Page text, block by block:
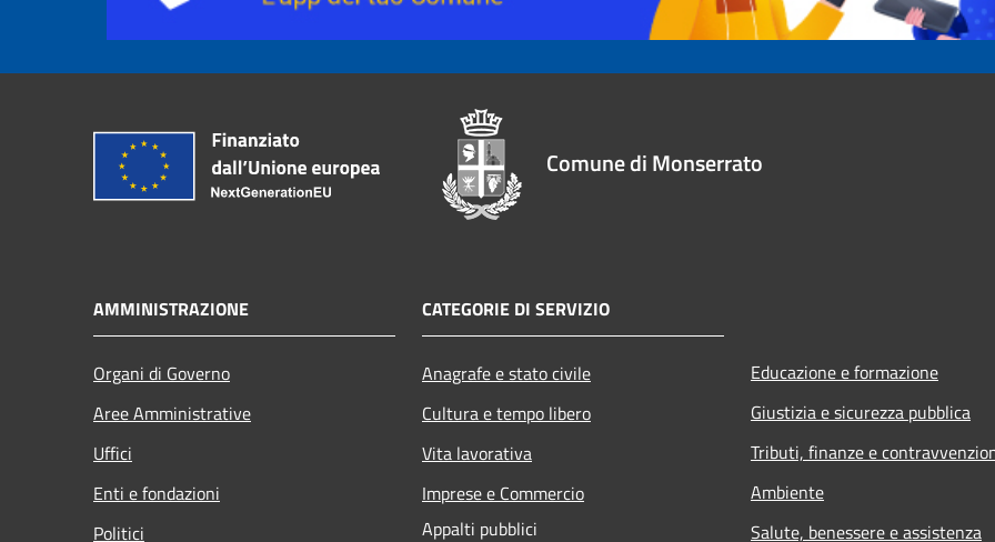
Comune di Monserrato
AMMINISTRAZIONE
Organi di Governo
Aree Amministrative
Uffici
Enti e fondazioni
Politici
CATEGORIE DI SERVIZIO
Anagrafe e stato civile
Cultura e tempo libero
Vita lavorativa
Imprese e Commercio
Appalti pubblici
Educazione e formazione
Giustizia e sicurezza pubblica
Tributi, finanze e
Ambiente
Salute, benessere e assistenza